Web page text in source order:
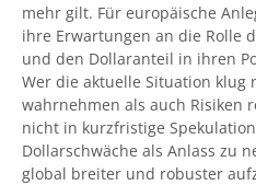
mehr gilt. Für europäische
ihre Erwartungen an die Rolle
und den Dollaranteil in ihren
Wer die aktuelle Situation klug
wahrnehmen als auch Risiken
nicht in kurzfristige
Dollarschwäche als Anlass zu
global breiter und robuster